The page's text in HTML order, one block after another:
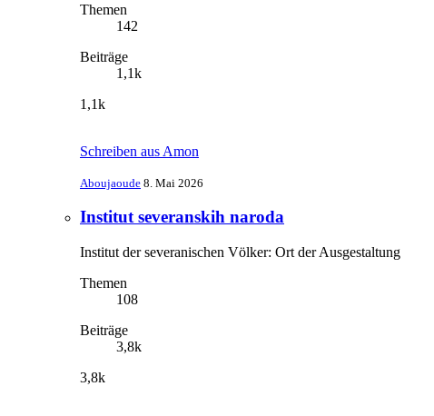
Themen
142
Beiträge
1,1k
1,1k
Schreiben aus Amon
Aboujaoude 8. Mai 2026
Institut severanskih naroda
Institut der severanischen Völker: Ort der Ausgestaltung
Themen
108
Beiträge
3,8k
3,8k